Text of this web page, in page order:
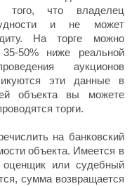
того, что владелец
и не может
На торге можно
50% ниже реальной
аукционов
эти данные в
объекта вы можете
торги.
на банковский
объекта. Имеется в
оценщик или судебный
сумма возвращается